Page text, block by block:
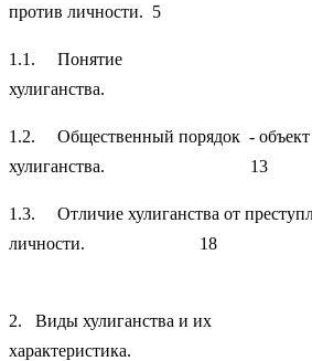
против личности. 5
1.1. Понятие
1.2. Общественный порядок - объект
хулиганства. 13
1.3. Отличие хулиганства от
личности. 18
2. Виды хулиганства и их